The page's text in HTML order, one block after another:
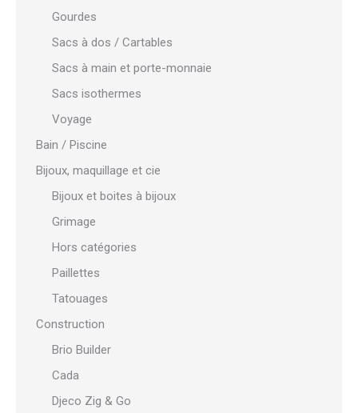
Gourdes
Sacs à dos / Cartables
Sacs à main et porte-monnaie
Sacs isothermes
Voyage
Bain / Piscine
Bijoux, maquillage et cie
Bijoux et boites à bijoux
Grimage
Hors catégories
Paillettes
Tatouages
Construction
Brio Builder
Cada
Djeco Zig & Go